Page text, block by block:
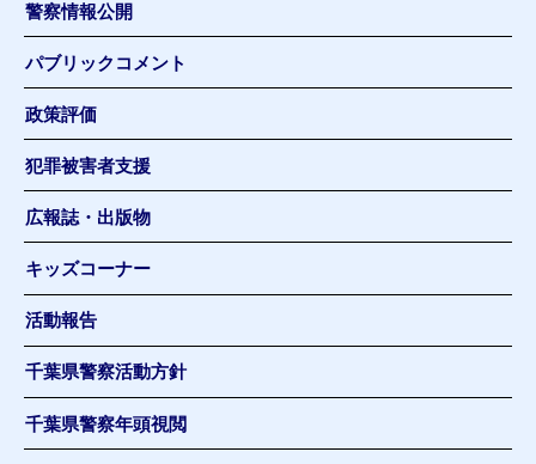
警察情報公開
パブリックコメント
政策評価
犯罪被害者支援
広報誌・出版物
キッズコーナー
活動報告
千葉県警察活動方針
千葉県警察年頭視閲